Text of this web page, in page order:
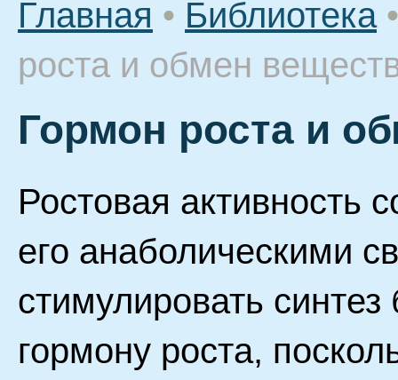
Главная • Библиотека •
роста и обмен
Гормон роста и
Ростовая активность
его анаболическими
стимулировать
гормону роста,